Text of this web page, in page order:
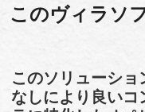
このヴィラソ
このソリューシ
なしにより良いコ